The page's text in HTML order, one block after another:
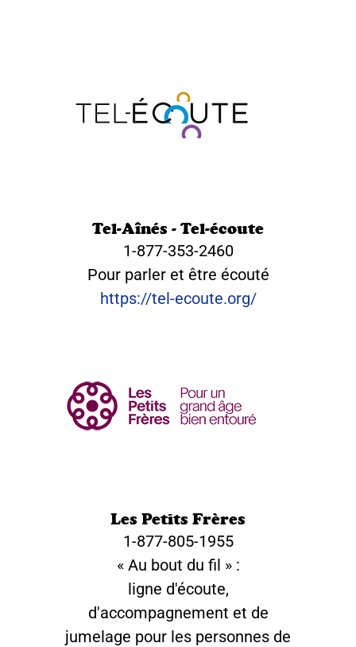
Tel-Aînés - Tel-écoute
1-877-353-2460
Pour parler et être écouté
https://tel-ecoute.org/
Les Petits Frères
1-877-805-1955
« Au bout du fil » :
ligne d'écoute,
d'accompagnement et de
jumelage pour les personnes de